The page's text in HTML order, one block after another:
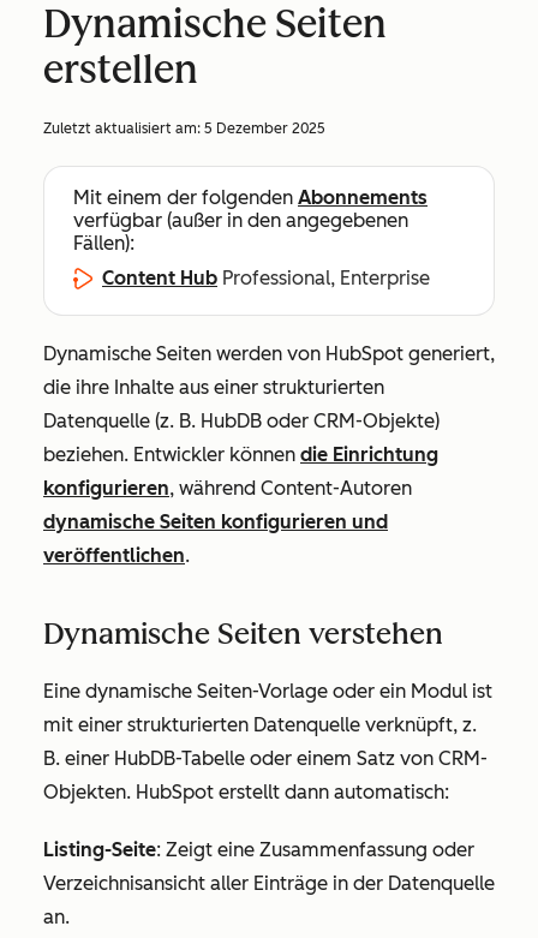
Dynamische Seiten
erstellen
Zuletzt aktualisiert am: 5 Dezember 2025
Mit einem der folgenden Abonnements
verfügbar (außer in den angegebenen
Fällen):
Content Hub Professional, Enterprise
Dynamische Seiten werden von HubSpot generiert,
die ihre Inhalte aus einer strukturierten
Datenquelle (z. B. HubDB oder CRM-Objekte)
beziehen. Entwickler können die Einrichtung
konfigurieren, während Content-Autoren
dynamische Seiten konfigurieren und
veröffentlichen.
Dynamische Seiten verstehen
Eine dynamische Seiten-Vorlage oder ein Modul ist
mit einer strukturierten Datenquelle verknüpft, z.
B. einer HubDB-Tabelle oder einem Satz von CRM-
Objekten. HubSpot erstellt dann automatisch:
Listing-Seite: Zeigt eine Zusammenfassung oder
Verzeichnisansicht aller Einträge in der Datenquelle
an.